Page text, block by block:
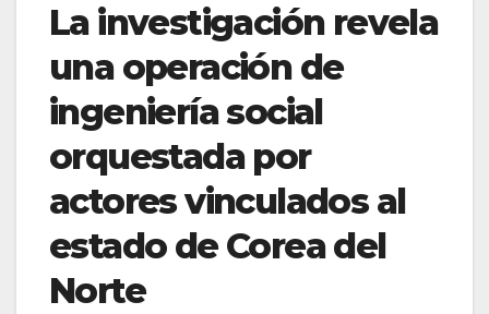
La investigación revela
una operación de
ingeniería social
orquestada por
actores vinculados al
estado de Corea del
Norte